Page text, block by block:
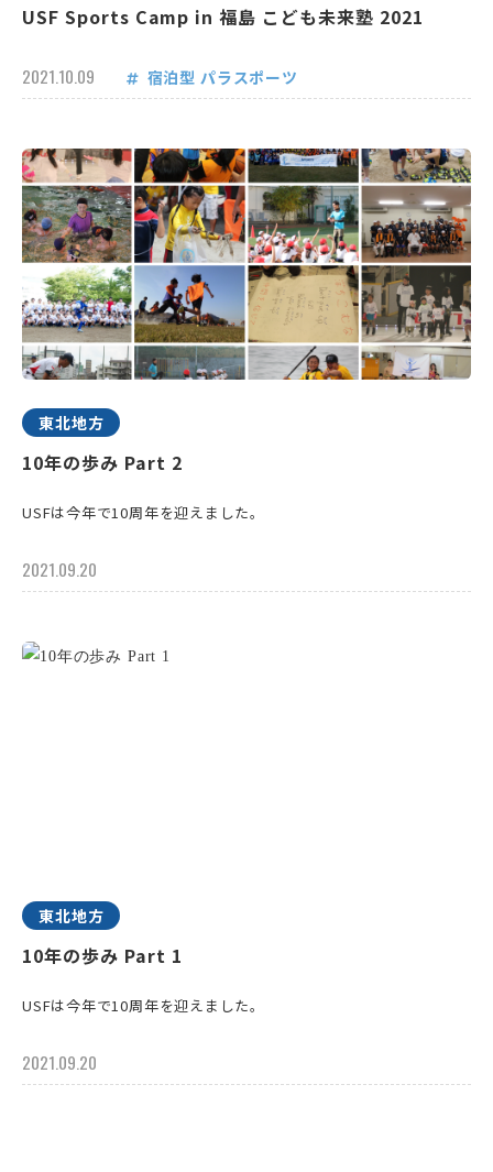
USF Sports Camp in 福島 こども未来塾 2021
2021.10.09 宿泊型 パラスポーツ
東北地方
10年の歩み Part 2
USFは今年で10周年を迎えました。
2021.09.20
東北地方
10年の歩み Part 1
USFは今年で10周年を迎えました。
2021.09.20